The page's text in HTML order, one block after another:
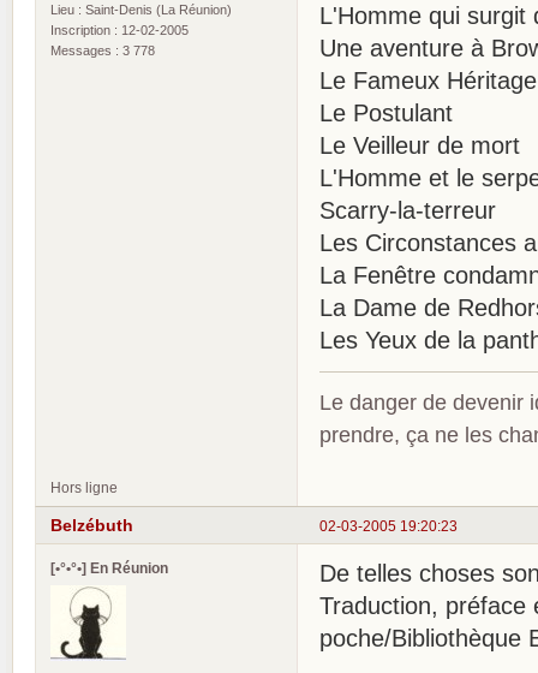
Lieu : Saint-Denis (La Réunion)
Inscription : 12-02-2005
Messages : 3 778
L'Homme qui surgit
Une aventure à
Le Fameux
Le Postulant
Le Veilleur de mort
L'Homme et le
Scarry-la-terreur
Les Circonstances
La Fenêtre
La Dame de
Les Yeux de la
Le danger de devenir
prendre, ça ne les
Hors ligne
02-03-2005 19:20:23
Belzébuth
[•°•°•] En Réunion
De telles choses
Traduction,
poche/Bibliothèque